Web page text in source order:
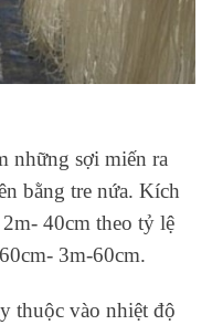
những sợi miến ra
bằng tre nứa. Kích
40cm theo tỷ lệ
3m-60cm.
thuộc vào nhiệt độ